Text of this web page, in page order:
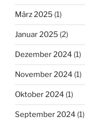
März 2025 (1)
Januar 2025 (2)
Dezember 2024 (1)
November 2024 (1)
Oktober 2024 (1)
September 2024 (1)